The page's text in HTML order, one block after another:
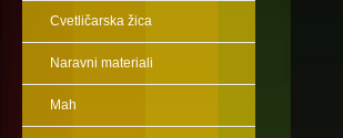
Cvetličarska žica
Naravni materiali
Mah